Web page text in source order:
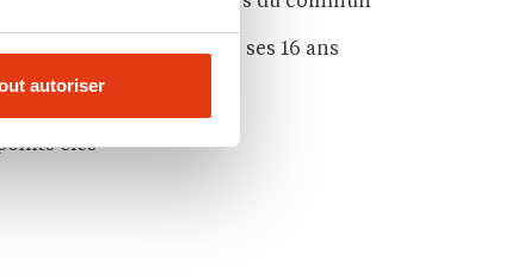
autoriser
sportif depuis ses 16 ans
du Rhum 2026
clés